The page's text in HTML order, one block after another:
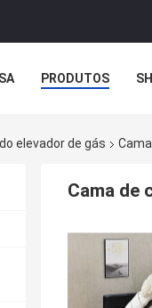
PRODUTOS
elevador de gás
Cama de